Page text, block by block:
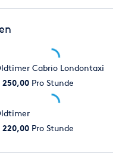
Cabrio Londontaxi
250,00 Pro Stunde
220,00 Pro Stunde